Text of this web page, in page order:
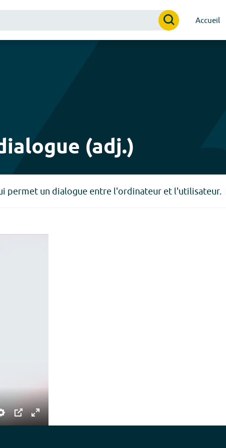
Accueil
(adj.)
permet un dialogue entre l'ordinateur et l'utilisateur.
Settings
PIP Enter